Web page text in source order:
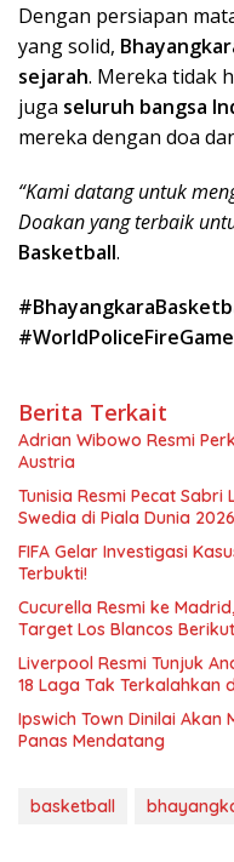
Dengan persiapan
yang solid,
sejarah. Mereka tidak
juga seluruh bangsa
mereka dengan doa
“Kami datang untuk
Doakan yang terbaik
Basketball.
Berita Terkait
Adrian Wibowo Resmi
Austria
Tunisia Resmi Pecat Sabri
Swedia di Piala Dunia 2026
FIFA Gelar Investigasi
Terbukti!
Cucurella Resmi ke
Target Los Blancos
Liverpool Resmi Tunjuk
18 Laga Tak Terkalahkan d
Ipswich Town Dinilai Akan
Panas Mendatang
basketball